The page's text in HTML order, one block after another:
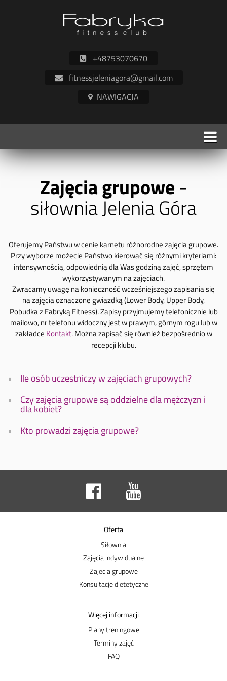
+48753070670
fitnessjeleniagora@gmail.com
Zajęcia grupowe-
siłownia Jelenia Góra
Oferujemy Państwu w cenie karnetu różnorodne zajęcia grupowe.
Przy wyborze możecie Państwo kierować się różnymi kryteriami:
intensywnością, odpowiednią dla Was godziną zajęć, sprzętem
wykorzystywanym na zajęciach.
Zwracamy uwagę na konieczność wcześniejszego zapisania się
na zajęcia oznaczone gwiazdką (Lower Body, Upper Body,
Pobudka z Fabryką Fitness). Zapisy przyjmujemy telefonicznie lub
mailowo, nr telefonu widoczny jest w prawym, górnym rogu lub w
zakładce Kontakt.Można zapisać się również bezpośrednio w
recepcji klubu.
Ile osób uczestniczy w zajęciach grupowych?
Czy zajęcia grupowe są oddzielne dla mężczyzn i
dla kobiet?
Kto prowadzi zajęcia grupowe?
Oferta
Siłownia
Zajęcia indywidualne
Zajęcia grupowe
Konsultacje dietetyczne
Więcej informacji
Plany treningowe
Terminy zajęć
FAQ